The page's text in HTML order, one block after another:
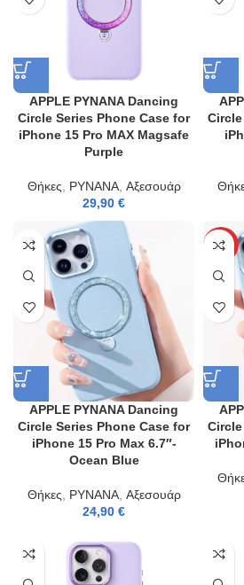
APPLE PYNANA Dancing
Circle Series Phone Case for
iPhone 15 Pro MAX Magsafe
Purple
Θήκες PYNANA, Αξεσουάρ
29,90 €
APPLE PYNANA Dancing
Circle Series Phone Case for
iPhone 15 Pro Max 6.7″-
Ocean Blue
Θήκες PYNANA, Αξεσουάρ
24,90 €
HOT